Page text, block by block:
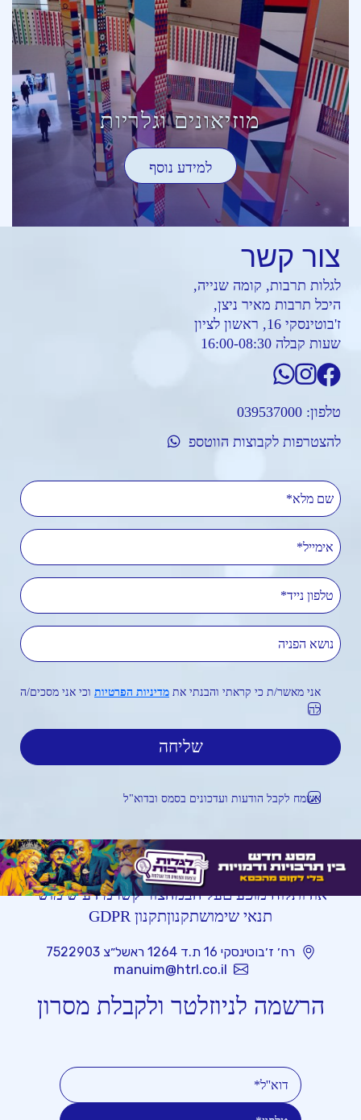
מוזיאונים וגלריות
למידע נוסף
צור קשר
לגלות תרבות, קומה שנייה,
היכל תרבות מאיר ניצן,
ז'בוטינסקי 16, ראשון לציון
שעות קבלה 16:00-08:30
טלפון: 039537000
להצטרפות לקבוצות הווטספ
שם מלא
אימייל
טלפון נייד
נושא הפניה
אני מאשר/ת כי קראתי והבנתי את מדיניות הפרטיות וכי אני מסכים/ה
לה
אשמח לקבל הודעות ועדכונים בסמס ובדוא"ל
אודותלוח מופעיםעל הבמהצור קשרמידע שימושי
תנאי שימושתקנוןתקנון GDPR
רח׳ ז׳בוטינסקי 16 ת.ד 1264 ראשל״צ 7522903
manuim@htrl.co.il
הרשמה לניוזלטר ולקבלת מסרון